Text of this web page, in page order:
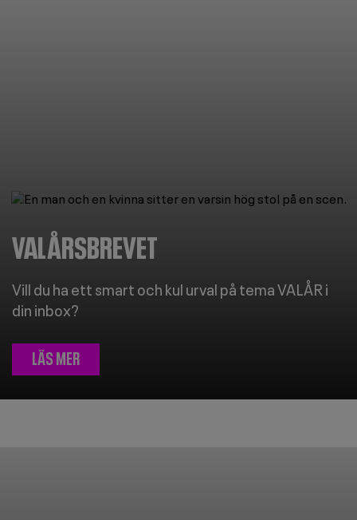
Image
VALÅRSBREVET
Vill du ha ett smart och kul urval på tema VALÅR i
din inbox?
LÄS MER